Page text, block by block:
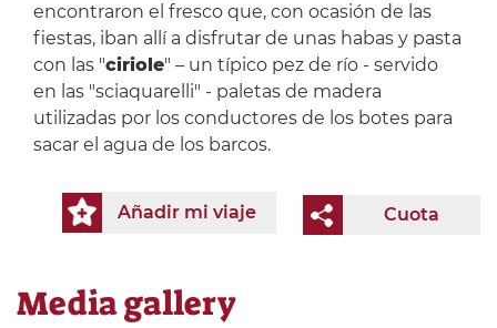
encontraron el fresco que, con ocasión de las
fiestas, iban allí a disfrutar de unas habas y pasta
con las "ciriole" – un típico pez de río - servido
en las "sciaquarelli" - paletas de madera
utilizadas por los conductores de los botes para
sacar el agua de los barcos.
Cuota
Añadir mi viaje
Media gallery